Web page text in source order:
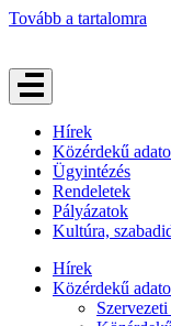
Tovább a tartalomra
Hírek
Közérdekű
Ügyintézés
Rendeletek
Pályázatok
Kultúra,
Hírek
Közérdekű